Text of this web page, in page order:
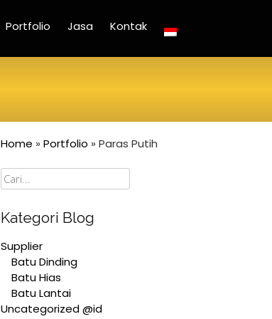
Portfolio Jasa Kontak
Home » Portfolio » Paras Putih
Cari
Kategori Blog
Supplier
Batu Dinding
Batu Hias
Batu Lantai
Uncategorized @id